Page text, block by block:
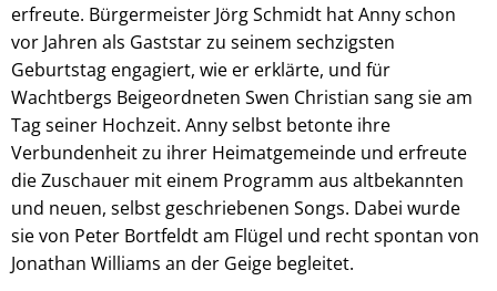
erfreute. Bürgermeister Jörg Schmidt hat Anny schon
vor Jahren als Gaststar zu seinem sechzigsten
Geburtstag engagiert, wie er erklärte, und für
Wachtbergs Beigeordneten Swen Christian sang sie am
Tag seiner Hochzeit. Anny selbst betonte ihre
Verbundenheit zu ihrer Heimatgemeinde und erfreute
die Zuschauer mit einem Programm aus altbekannten
und neuen, selbst geschriebenen Songs. Dabei wurde
sie von Peter Bortfeldt am Flügel und recht spontan von
Jonathan Williams an der Geige begleitet.